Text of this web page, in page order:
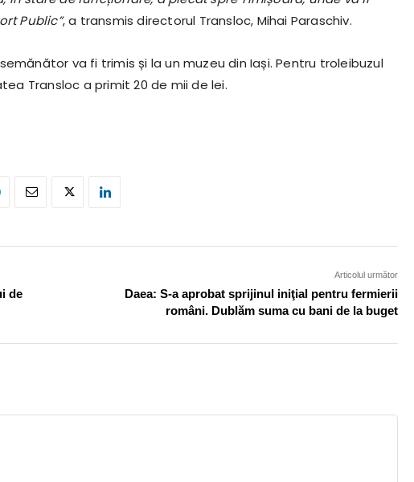
Public”, a transmis directorul Transloc, Mihai Paraschiv.
va fi trimis și la un muzeu din Iași. Pentru troleibuzul
Transloc a primit 20 de mii de lei.
de
Articolul următor
Daea: S-a aprobat sprijinul iniţial pentru fermierii
români. Dublăm suma cu bani de la buget